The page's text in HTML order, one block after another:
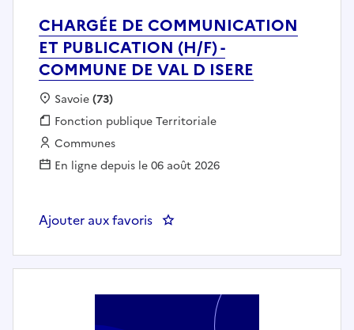
CHARGÉE DE COMMUNICATION
ET PUBLICATION (H/F) -
COMMUNE DE VAL D ISERE
Localisation :
Savoie(73)
Fonction publique :
Fonction publique Territoriale
Employeur :
Communes
En ligne depuis le 06 août 2026
Ajouter aux favoris : CHARGÉE DE